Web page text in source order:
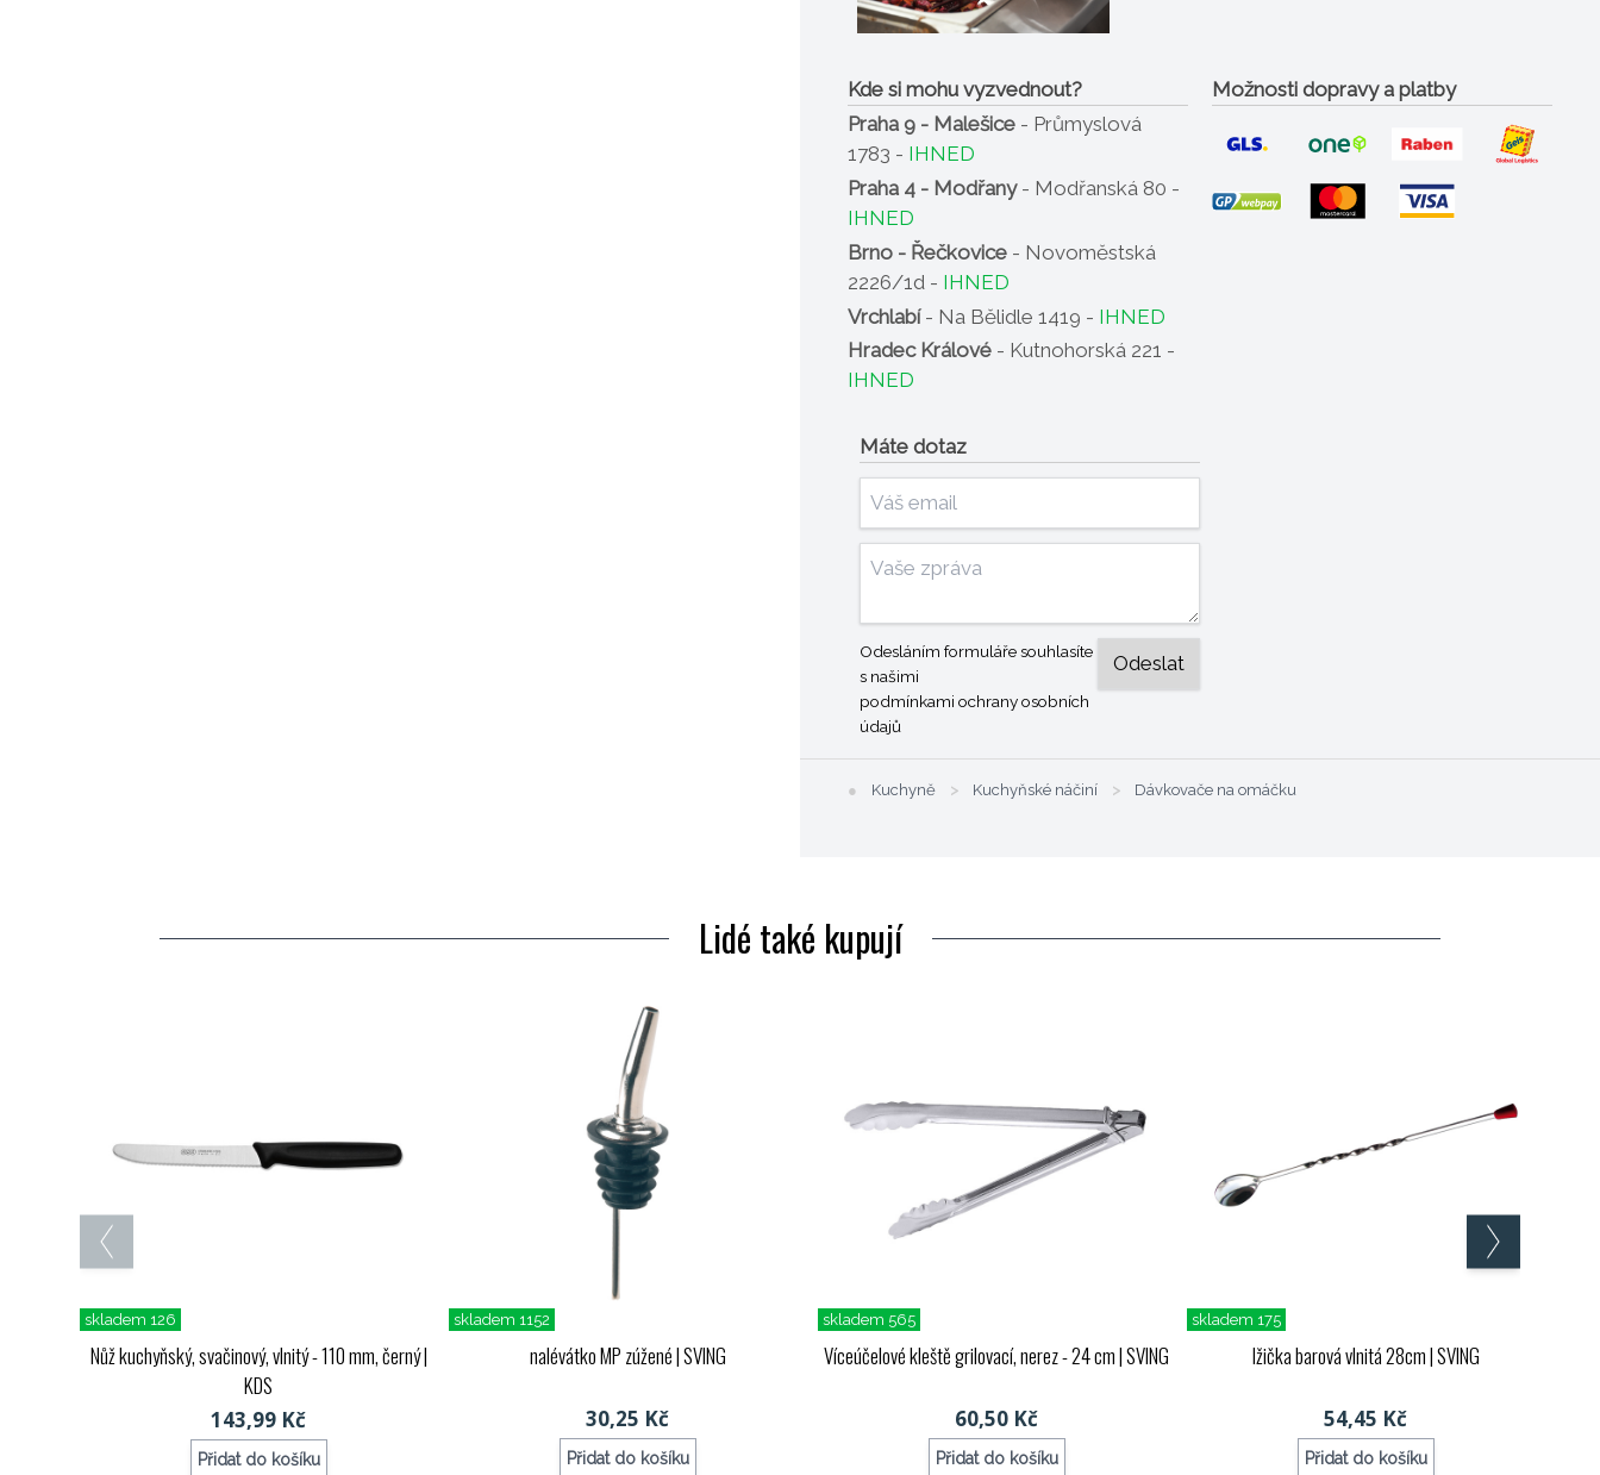
Kde si mohu vyzvednout?
Praha 9 - Malešice - Průmyslová
1783 - IHNED
Praha 4 - Modřany- Modřanská 80 -
IHNED
Brno - Řečkovice - Novoměstská
2226/1d - IHNED
Vrchlabí- Na Bělidle 1419 - IHNED
Hradec Králové - Kutnohorská 221 -
IHNED
Možnosti dopravy a platby
Máte dotaz
Odesláním formuláře souhlasíte
s našimi
podmínkami ochrany osobních
údajů
● Kuchyně > Kuchyňské náčiní > Dávkovače na omáčku
Lidé také kupují
skladem 126
Nůž kuchyňský, svačinový, vlnitý - 110 mm, černý|
KDS
143,99 Kč
Přidat do košíku
skladem 1152
nalévátko MP zúžené| SVING
30,25 Kč
Přidat do košíku
skladem 565
Víceúčelové kleště grilovací, nerez - 24 cm| SVING
60,50 Kč
Přidat do košíku
skladem 175
lžička barová vlnitá 28cm| SVING
54,45 Kč
Přidat do košíku